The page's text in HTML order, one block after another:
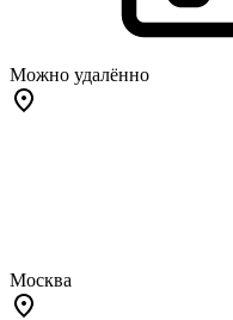
Можно удалённо
Москва